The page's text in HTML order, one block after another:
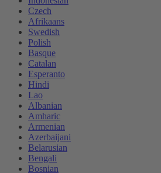
Czech
Afrikaans
Swedish
Polish
Basque
Catalan
Esperanto
Hindi
Lao
Albanian
Amharic
Armenian
Azerbaijani
Belarusian
Bengali
Bosnian